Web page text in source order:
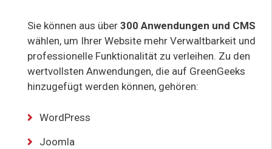
Sie können aus über 300 Anwendungen und CMS
wählen, um Ihrer Website mehr Verwaltbarkeit und
professionelle Funktionalität zu verleihen. Zu den
wertvollsten Anwendungen, die auf GreenGeeks
hinzugefügt werden können, gehören:
WordPress
Joomla